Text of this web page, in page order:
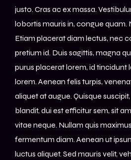
justo. Cras ac ex massa.
lobortis mauris in, congue quam.
Etiam placerat diam lectus, nec
pretium id. Duis sagittis, magna
purus placerat lorem, id tincidunt
lorem. Aenean felis turpis,
aliquet at augue. Quisque
blandit, dui est efficitur sem, sit
vitae neque. Nullam quis
fermentum diam. Aenean ut
luctus aliquet. Sed mauris velit,